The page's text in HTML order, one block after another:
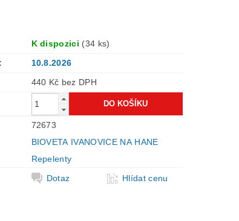
K dispozici (34 ks)
10.8.2026
440 Kč bez DPH
72673
BIOVETA IVANOVICE NA HANE
Repelenty
Dotaz Hlídat cenu